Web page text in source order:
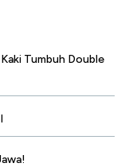
Tumbuh Double